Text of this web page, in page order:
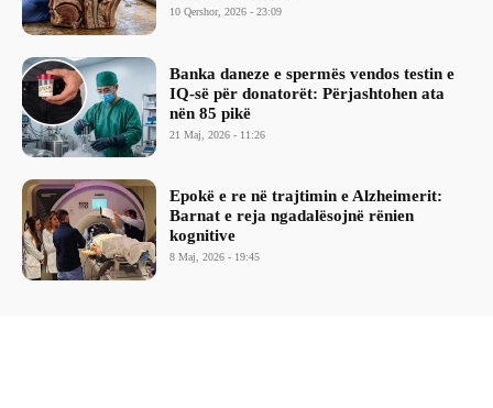
10 Qershor, 2026 - 23:09
Banka daneze e spermës vendos testin e
IQ-së për donatorët: Përjashtohen ata
nën 85 pikë
21 Maj, 2026 - 11:26
Epokë e re në trajtimin e Alzheimerit:
Barnat e reja ngadalësojnë rënien
kognitive
8 Maj, 2026 - 19:45